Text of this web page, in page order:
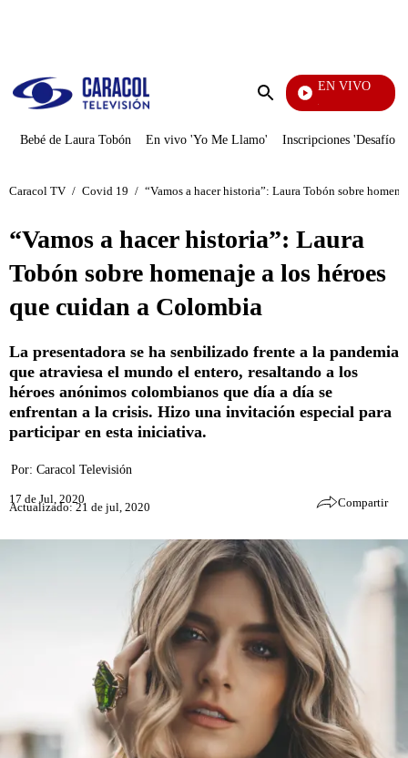
Enviar
EN VIVO
Noticias Caracol
Bebé de Laura Tobón En vivo 'Yo Me Llamo' Inscripciones 'Desafío'
Caracol TV / Covid 19 / “Vamos a hacer historia”: Laura Tobón sobre
“Vamos a hacer historia”: Laura
Tobón sobre homenaje a los héroes
que cuidan a Colombia
La presentadora se ha senbilizado frente a la pandemia
que atraviesa el mundo el entero, resaltando a los
héroes anónimos colombianos que día a día se
enfrentan a la crisis. Hizo una invitación especial para
participar en esta iniciativa.
Por: Caracol Televisión
17 de Jul, 2020
Actualizado: 21 de jul, 2020 Compartir